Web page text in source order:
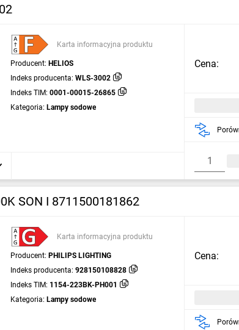
Karta informacyjna produktu
Producent: HELIOS
Indeks producenta: WLS-3002
Indeks TIM: 0001-00015-26865
Kategoria: Lampy sodowe
Cena:
SON I 8711500181862
Karta informacyjna produktu
Producent: PHILIPS LIGHTING
Indeks producenta: 928150108828
Indeks TIM: 1154-223BK-PH001
Kategoria: Lampy sodowe
Cena: